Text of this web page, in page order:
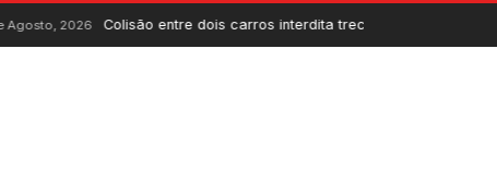
Colisão entre dois carros interdita trecho da CE-060 entre Quixadá e